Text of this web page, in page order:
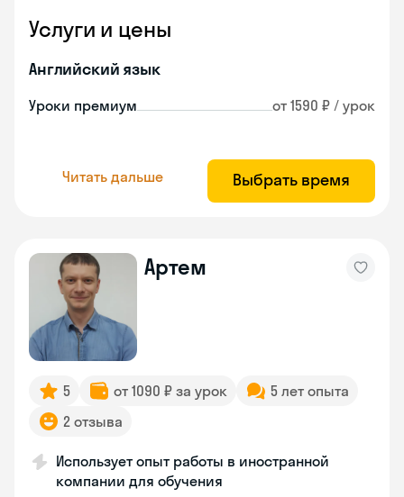
Услуги и цены
Английский язык
Уроки премиум от 1590 ₽ / урок
Читать дальше Выбрать время
Артем
5 от 1090 ₽ за урок
5 лет опыта
2 отзыва
Использует опыт работы в иностранной
компании для обучения